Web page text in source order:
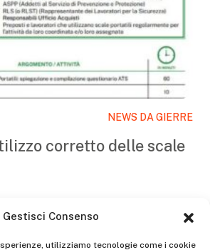
Gestisci Consenso
utilizziamo tecnologie come i cookie
NEWS DA GIERRE
corretto delle scale